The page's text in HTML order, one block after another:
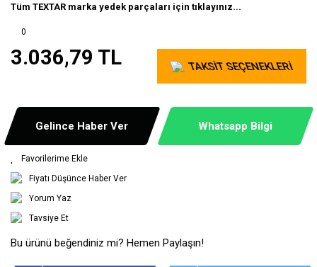
Tüm TEXTAR marka yedek parçaları için tıklayınız...
0
3.036,79 TL TAKSİT SEÇENEKLERİ
Gelince Haber Ver Whatsapp Bilgi
Fiyatı Düşünce Haber Ver
Yorum Yaz
Tavsiye Et
Bu ürünü beğendiniz mi? Hemen Paylaşın!